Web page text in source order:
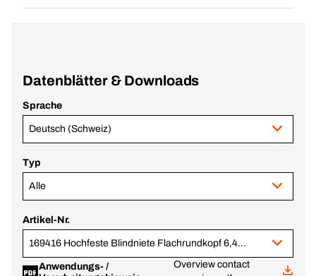
Datenblätter & Downloads
Sprache
Deutsch (Schweiz)
Typ
Alle
Artikel-Nr.
169416 Hochfeste Blindniete Flachrundkopf 6,4x18,5 Stahl/Stahl
Anwendungs- /
Overview contact